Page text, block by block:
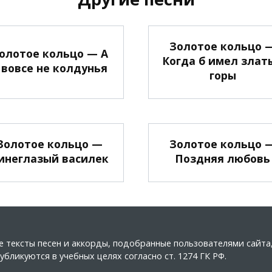
кольцо — А
не колдунья
Золотое кольцо
Когда б имел
горы
кольцо —
василек
Золотое кольцо
Поздняя любовь
песен и аккорды, подобранные пользователями
в учебных целях согласно ст. 1274 ГК РФ.